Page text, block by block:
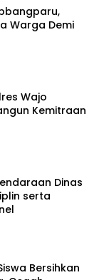
Warga Demi
Wajo
Kemitraan
Dinas
serta
Bersihkan